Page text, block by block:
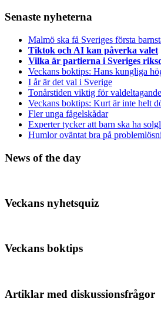
Senaste nyheterna
Malmö ska få Sveriges första
Tiktok och AI kan påverka valet
Vilka är partierna i Sveriges
Veckans boktips: Hans kungliga
I år är det val i Sverige
Tonårstiden viktig för valdeltagande
Veckans boktips: Kurt är inte helt
Fler unga fågelskådar
Experter tycker att barn ska ha
Humlor oväntat bra på
News of the day
Veckans nyhetsquiz
Veckans boktips
Artiklar med diskussionsfrågor